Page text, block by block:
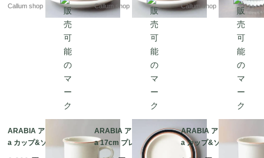
Callum shop
88
Callum shop
ァトイッカ_it4485
Callum shop
ARABIA アラビア Taik
a カップ&ソーサー タ
ARABIA アラビア Taik
a 17cm プレート お皿
タイカ 北欧食器 フィン
ARABIA アラビア Taik
a カップ&ソーサー タ
イカ 北欧食器 フィンラ